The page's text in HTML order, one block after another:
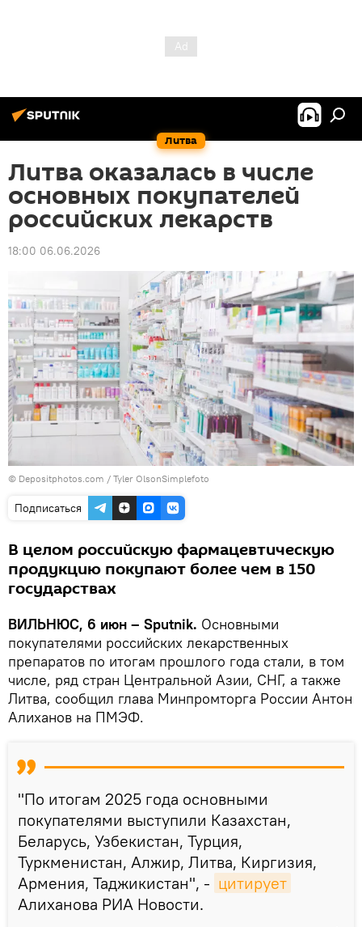
Литва
Литва оказалась в числе
основных покупателей
российских лекарств
18:00 06.06.2026
© Depositphotos.com / Tyler OlsonSimplefoto
Подписаться
В целом российскую фармацевтическую
продукцию покупают более чем в 150
государствах
ВИЛЬНЮС, 6 июн – Sputnik. Основными
покупателями российских лекарственных
препаратов по итогам прошлого года стали, в том
числе, ряд стран Центральной Азии, СНГ, а также
Литва, сообщил глава Минпромторга России Антон
Алиханов на ПМЭФ.
"По итогам 2025 года основными
покупателями выступили Казахстан,
Беларусь, Узбекистан, Турция,
Туркменистан, Алжир, Литва, Киргизия,
Армения, Таджикистан", - цитирует
Алиханова РИА Новости.